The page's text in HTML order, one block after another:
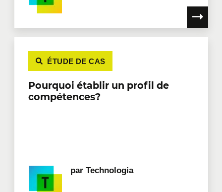
ÉTUDE DE CAS
Pourquoi établir un profil de
compétences?
par Technologia